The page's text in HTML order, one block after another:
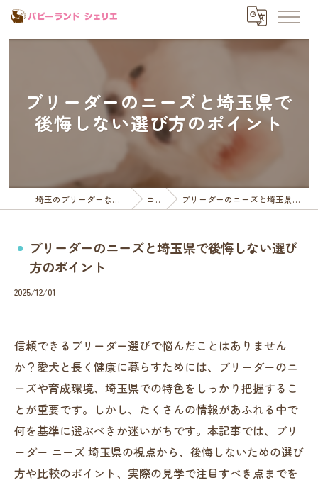
ブリーダーのニーズと埼玉県で
後悔しない選び方のポイント
埼玉のブリーダーならパピーランドシェリエ コラム ブリーダーのニーズと埼玉県で後悔しない選び方のポイント
ブリーダーのニーズと埼玉県で後悔しない選び
方のポイント
2025/12/01
信頼できるブリーダー選びで悩んだことはありません
か？愛犬と長く健康に暮らすためには、ブリーダーのニ
ーズや育成環境、埼玉県での特色をしっかり把握するこ
とが重要です。しかし、たくさんの情報があふれる中で
何を基準に選ぶべきか迷いがちです。本記事では、ブリ
ーダー ニーズ 埼玉県の視点から、後悔しないための選び
方や比較のポイント、実際の見学で注目すべき点までを